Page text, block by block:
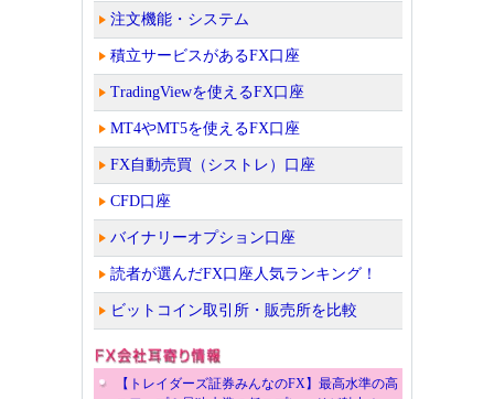
注文機能・システム
積立サービスがあるFX口座
TradingViewを使えるFX口座
MT4やMT5を使えるFX口座
FX自動売買（シストレ）口座
CFD口座
バイナリーオプション口座
読者が選んだFX口座人気ランキング！
ビットコイン取引所・販売所を比較
【トレイダーズ証券みんなのFX】最高水準の高